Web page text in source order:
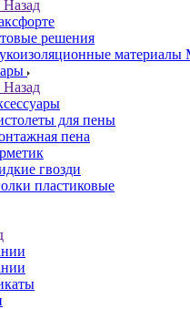
Назад
решения
материалы
Назад
для пены
пена
гвозди
пластиковые